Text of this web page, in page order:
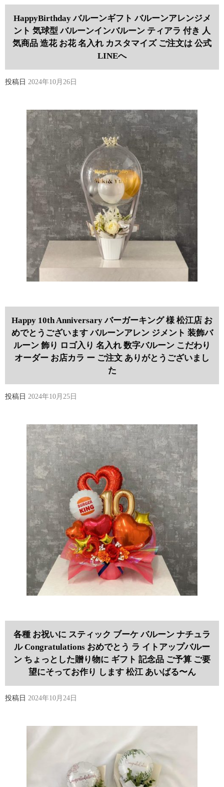
HappyBirthday バルーンギフト バルーンアレンジメ
ント 気球型 バルーンインバルーン ティアラ 付き 人
気商品 造花 お花 名入れ カスタマイズ ご注文は 公式
LINEへ
投稿日 2024年10月26日
Happy 10th Anniversary バーガーキング 様 松江店 お
めでとうございます バルーンアレン ジメント 装飾バ
ルーン 飾り ロゴ入り 名入れ 数字バルーン こだわり
オーダー お店カラ ー ご注文 ありがとうございまし
た
投稿日 2024年10月25日
各種 お祝いに スティック ブーケ バルーン ナチュラ
ル Congratulations おめでとう ラ イトアップバルー
ン ちょっとした贈り物に ギフト 記念品 ご予算 ご要
望にそってお作り します 松江 あいばる〜ん
投稿日 2024年10月24日